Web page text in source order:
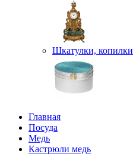
Шкатулки, копилки
Главная
Посуда
Медь
Кастрюли медь